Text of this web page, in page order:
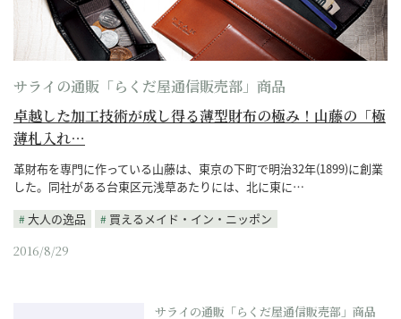
サライの通販「らくだ屋通信販売部」商品
卓越した加工技術が成し得る薄型財布の極み！山藤の「極
薄札入れ…
革財布を専門に作っている山藤は、東京の下町で明治32年(1899)に創業
した。同社がある台東区元浅草あたりには、北に東に…
大人の逸品
買えるメイド・イン・ニッポン
2016/8/29
サライの通販「らくだ屋通信販売部」商品